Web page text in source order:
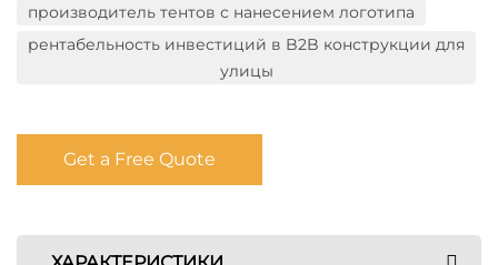
производитель тентов с нанесением логотипа
рентабельность инвестиций в B2B конструкции для
улицы
Get a Free Quote